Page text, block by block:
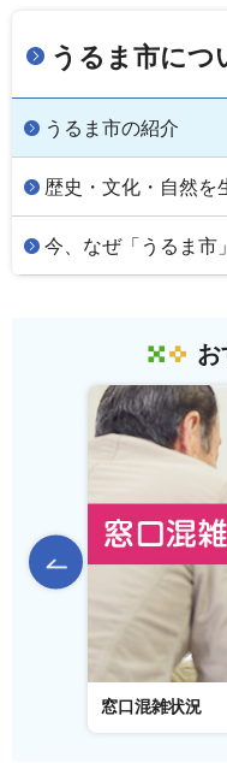
うるま市につ
うるま市の紹介
歴史・文化・自然を
今、なぜ「うるま市
お
前のスラ
窓口混雑状況